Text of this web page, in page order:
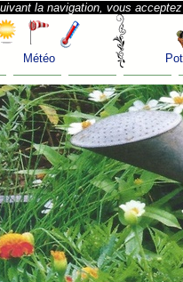
la navigation, vous
Météo